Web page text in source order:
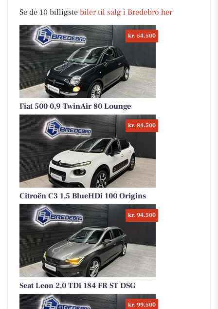
Se de 10 billigste biler til salg i Bredebro her
kr. 54.500
Fiat 500 0,9 TwinAir 80 Lounge
kr. 84.500
Citroën C3 1,5 BlueHDi 100 Origins
kr. 94.500
Seat Leon 2,0 TDi 184 FR ST DSG
kr. 99.500